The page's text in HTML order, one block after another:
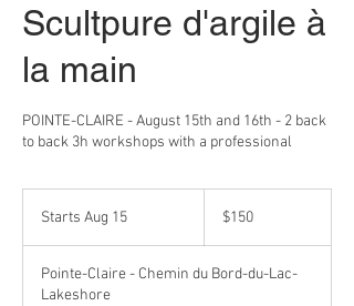
Scultpure d'argile à
la main
POINTE-CLAIRE - August 15th and 16th - 2 back
to back 3h workshops with a professional
Starts Aug 15
r
Canadian
dollars$150
Pointe-Claire - Chemin du Bord-du-Lac-
Lakeshore